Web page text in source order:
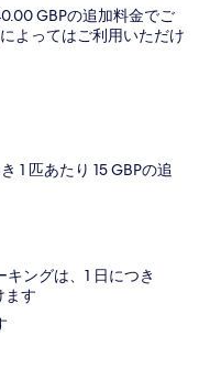
GBPの追加料金でご
よってはご利用いただけ
1 匹あたり 15 GBPの追
ングは、1 日につき
ます